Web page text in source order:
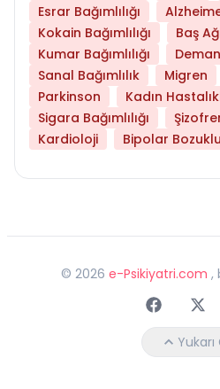
Esrar Bağımlılığı
Kokain Bağımlılığı
Baş
Kumar Bağımlılığı
Sanal Bağımlılık
Migren
Parkinson
Kadın
Sigara Bağımlılığı
Kardioloji
Bipolar
© 2026 e-Psikiyatri.com ,
Faceebok
Yukarı